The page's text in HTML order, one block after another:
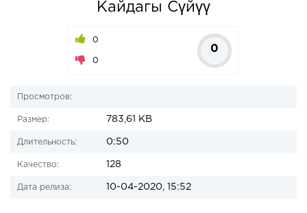
Кайдагы Сүйүү
0
0
0
Просмотров:
Размер: 783,61 KB
Длительность: 0:50
Качество: 128
Дата релиза: 10-04-2020, 15:52